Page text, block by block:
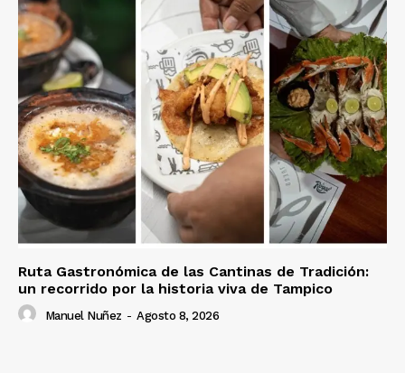
Ruta Gastronómica de las Cantinas de Tradición:
un recorrido por la historia viva de Tampico
Manuel Nuñez - Agosto 8, 2026